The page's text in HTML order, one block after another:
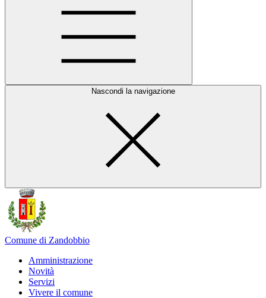
Nascondi la navigazione
Comune di Zandobbio
Amministrazione
Novità
Servizi
Vivere il comune